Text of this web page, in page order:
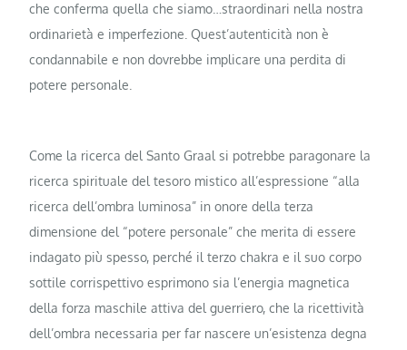
che conferma quella che siamo…straordinari nella nostra
ordinarietà e imperfezione. Quest’autenticità non è
condannabile e non dovrebbe implicare una perdita di
potere personale.
Come la ricerca del Santo Graal si potrebbe paragonare la
ricerca spirituale del tesoro mistico all’espressione “alla
ricerca dell’ombra luminosa” in onore della terza
dimensione del “potere personale” che merita di essere
indagato più spesso, perché il terzo chakra e il suo corpo
sottile corrispettivo esprimono sia l’energia magnetica
della forza maschile attiva del guerriero, che la ricettività
dell’ombra necessaria per far nascere un’esistenza degna